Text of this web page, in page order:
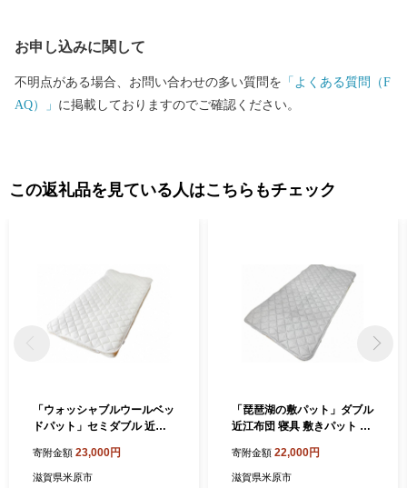
お申し込みに関して
不明点がある場合、お問い合わせの多い質問を 「よくある質問（F
AQ）」 に掲載しておりますのでご確認ください。
この返礼品を見ている人はこちらもチェック
「ウォッシャブルウールベッ
ドパット」セミダブル 近江
消臭機能
寄附金額 23,000円
滋賀県米原市
「琵琶湖の敷パット」ダブル
近江布団 寝具 敷きパット 伝
寄附金額 22,000円
滋賀県米原市